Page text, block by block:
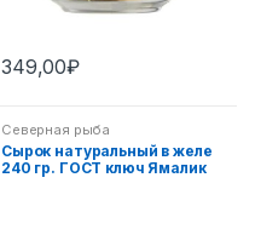
349,00₽
Северная рыба
Сырок натуральный в желе
240 гр. ГОСТ ключ Ямалик